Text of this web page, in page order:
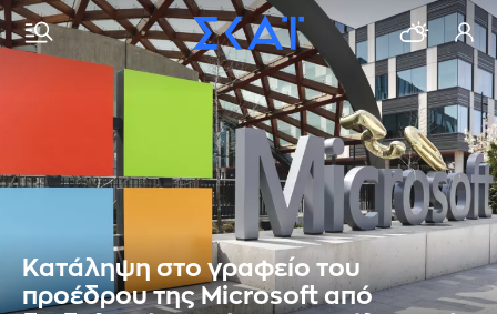
Κατάληψη στο γραφείο του
προέδρου της Microsoft από